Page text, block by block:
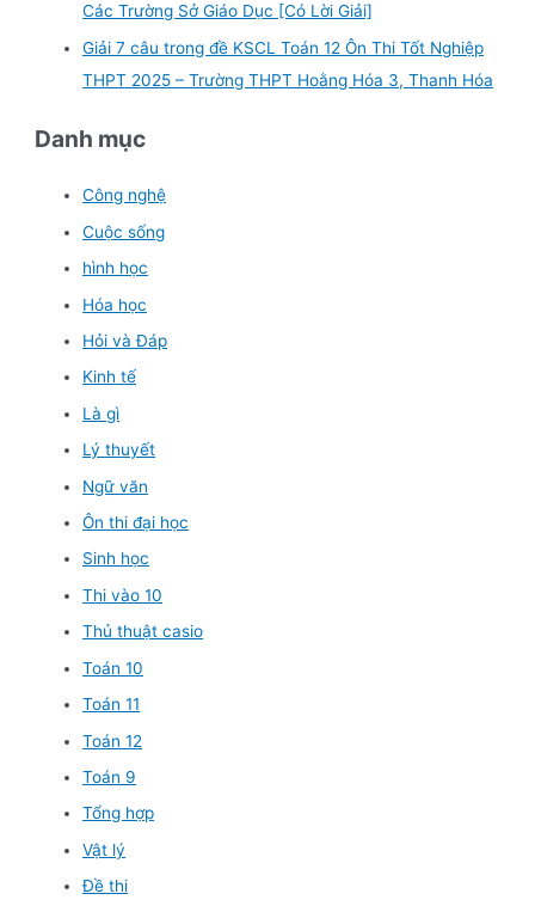
Các Trường Sở Giáo Dục [Có Lời Giải]
Giải 7 câu trong đề KSCL Toán 12 Ôn Thi Tốt Nghiệp
THPT 2025 – Trường THPT Hoằng Hóa 3, Thanh Hóa
Danh mục
Công nghệ
Cuộc sống
hình học
Hóa học
Hỏi và Đáp
Kinh tế
Là gì
Lý thuyết
Ngữ văn
Ôn thi đại học
Sinh học
Thi vào 10
Thủ thuật casio
Toán 10
Toán 11
Toán 12
Toán 9
Tổng hợp
Vật lý
Đề thi